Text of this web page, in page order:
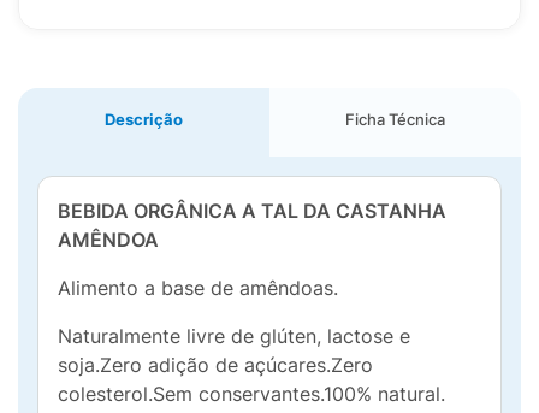
Descrição Ficha Técnica
BEBIDA ORGÂNICA A TAL DA CASTANHA
AMÊNDOA
Alimento a base de amêndoas.
Naturalmente livre de glúten, lactose e
soja.Zero adição de açúcares.Zero
colesterol.Sem conservantes.100% natural.